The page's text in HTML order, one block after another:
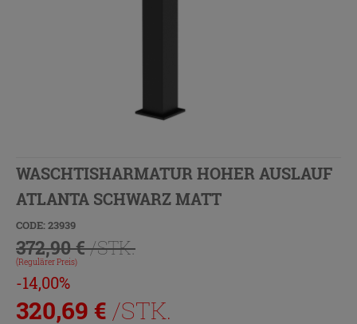
WASCHTISHARMATUR HOHER AUSLAUF
ATLANTA SCHWARZ MATT
CODE: 23939
372,90 €/STK.
(Regulärer Preis)
-14,00%
320,69 € /STK.